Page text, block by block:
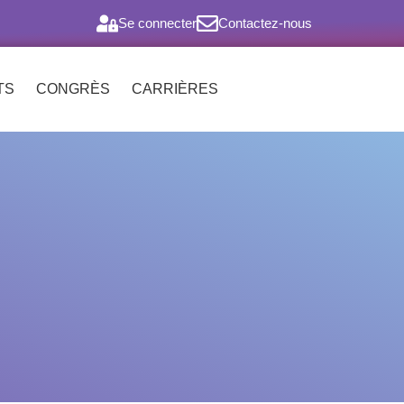
Se connecter Contactez-nous
CONGRÈS CARRIÈRES